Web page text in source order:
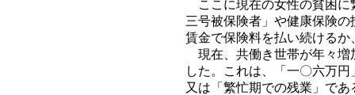
ここに現在の女性の貧困に
三号被保険者」や健康保険
賃金で保険料を払い続ける
現在、共働き世帯が年々増
した。これは、「一〇六万
又は「繁忙期での残業」で